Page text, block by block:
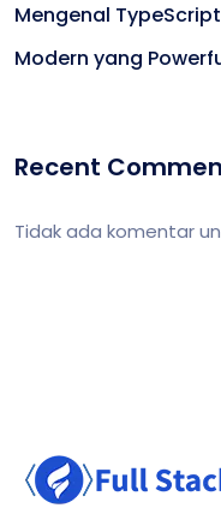
Mengenal
Modern yang
Recent
Tidak ada komentar